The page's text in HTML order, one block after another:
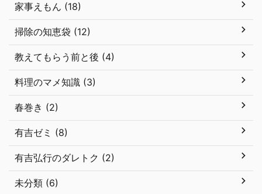
家事えもん (18)
掃除の知恵袋 (12)
教えてもらう前と後 (4)
料理のマメ知識 (3)
春巻き (2)
有吉ゼミ (8)
有吉弘行のダレトク (2)
未分類 (6)